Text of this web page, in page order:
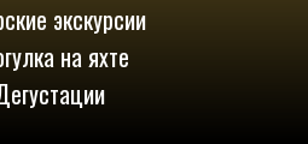
экскурсии
на яхте